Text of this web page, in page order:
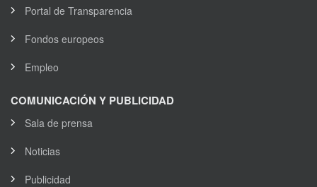
Portal de Transparencia
Fondos europeos
Empleo
COMUNICACIÓN Y PUBLICIDAD
Sala de prensa
Noticias
Publicidad